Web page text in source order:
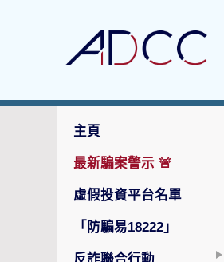
主頁
最新騙案警示 🚨
虛假投資平台名單
「防騙易18222」
反詐聯合行動